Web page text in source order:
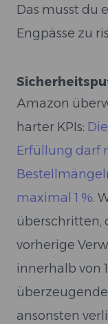
Das musst du
Engpässe zu
Amazon
harter KPIs:
Erfüllung darf
maximal 1 %.
überschritten,
vorherige
innerhalb von
ansonsten